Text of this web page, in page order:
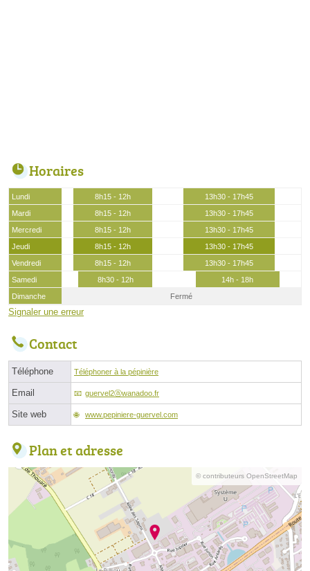
Horaires
Lundi 8h15 - 12h
13h30 - 17h45
Mardi
8h15 - 12h
13h30 - 17h45
Mercredi
8h15 - 12h
13h30 - 17h45
Jeudi
8h15 - 12h
13h30 - 17h45
Vendredi
8h15 - 12h
13h30 - 17h45
Samedi
8h30 - 12h
14h - 18h
Dimanche
Fermé
Signaler une erreur
Contact
Téléphone Téléphoner à la pépinière
Email guervel2ⓐwanadoo.fr
Site web www.pepiniere-guervel.com
Plan et adresse
© contributeurs OpenStreetMap